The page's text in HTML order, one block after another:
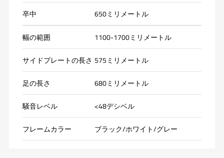
卒中 650ミリメートル
幅の範囲 1100-1700ミリメートル
サイドプレートの長さ 575ミリメートル
足の長さ 680ミリメートル
騒音レベル <48デシベル
フレームカラー ブラック/ホワイト/グレー